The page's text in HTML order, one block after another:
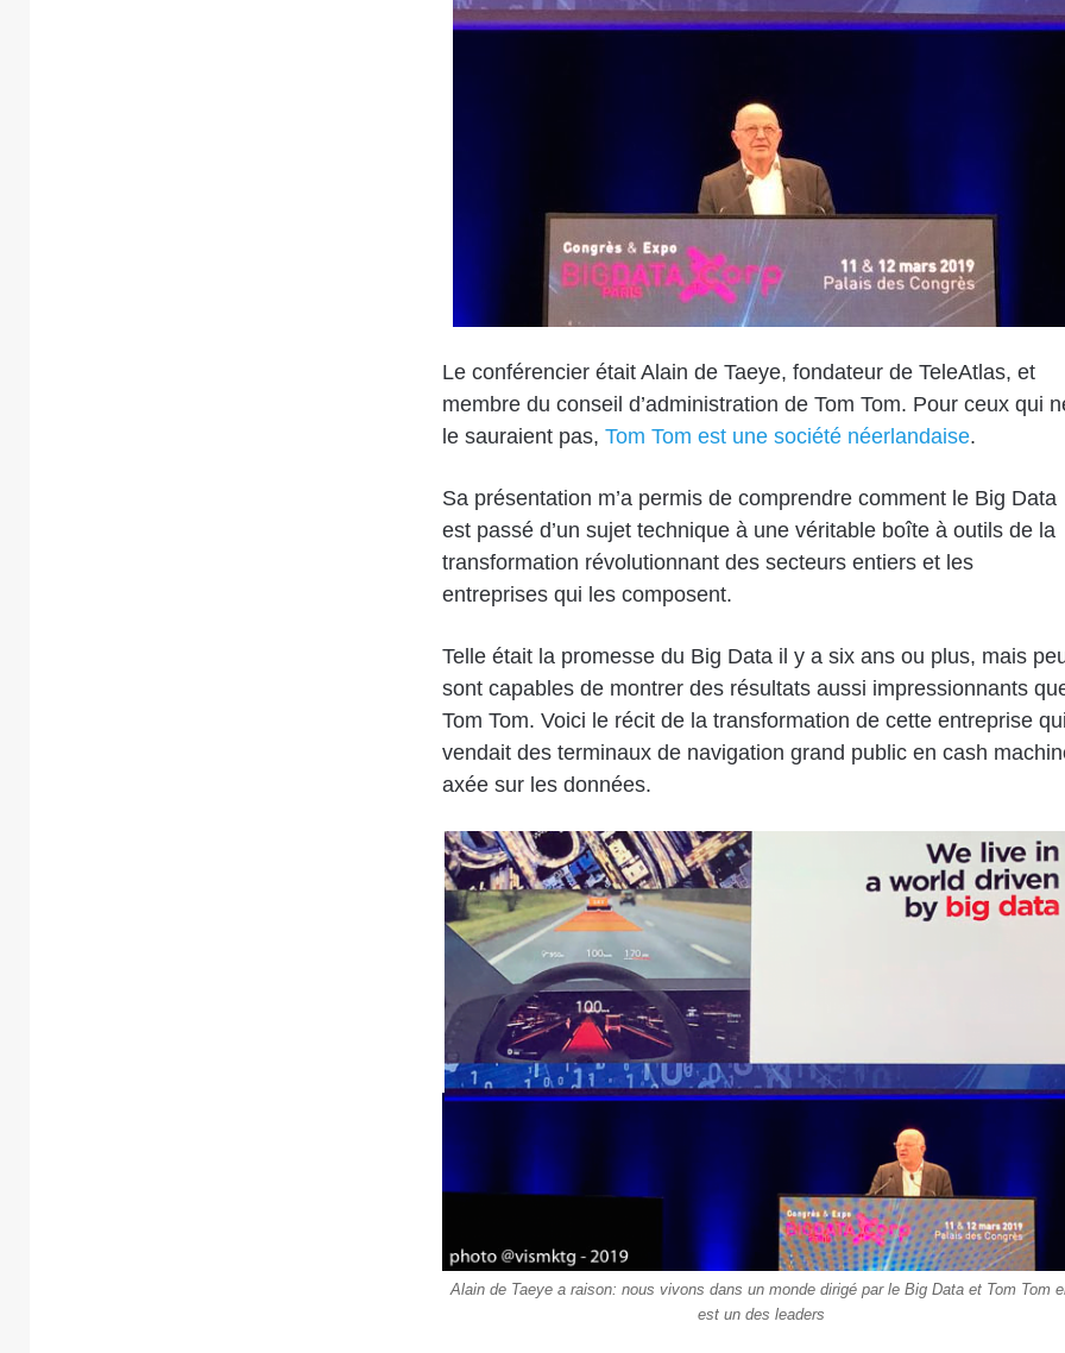
Le conférencier était Alain de Taeye, fondateur de TeleAtlas, et
membre du conseil d’administration de Tom Tom. Pour ceux qui
le sauraient pas, Tom Tom est une société néerlandaise.
Sa présentation m’a permis de comprendre comment le Big Data
est passé d’un sujet technique à une véritable boîte à outils de la
transformation révolutionnant des secteurs entiers et les
entreprises qui les composent.
Telle était la promesse du Big Data il y a six ans ou plus, mais
sont capables de montrer des résultats aussi impressionnants
Tom Tom. Voici le récit de la transformation de cette entreprise qui
vendait des terminaux de navigation grand public en cash
axée sur les données.
Alain de Taeye a raison: nous vivons dans un monde dirigé par le Big Data et Tom Tom
est un des leaders